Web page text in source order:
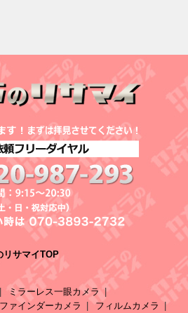
リサマイTOP
ミラーレス一眼カメラ
ァインダーカメラ
フィルムカメラ